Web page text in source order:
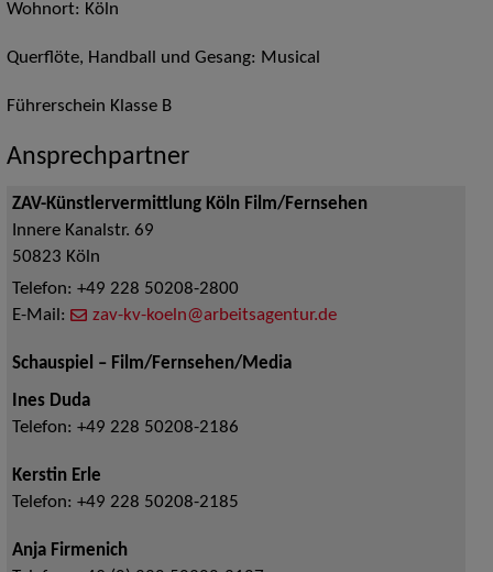
Wohnort: Köln
Querflöte, Handball und Gesang: Musical
Führerschein Klasse B
Ansprechpartner
ZAV-Künstlervermittlung Köln Film/Fernsehen
Innere Kanalstr. 69
50823 Köln
Telefon: +49 228 50208-2800
E-Mail:
zav-kv-koeln@arbeitsagentur.de
Schauspiel – Film/Fernsehen/Media
Ines Duda
Telefon: +49 228 50208-2186
Kerstin Erle
Telefon: +49 228 50208-2185
Anja Firmenich